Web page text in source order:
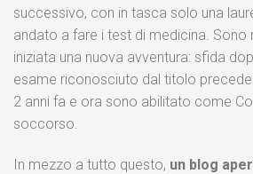
successivo, con in tasca solo una
andato a fare i test di medicina. Sono
iniziata una nuova avventura: sfida
esame riconosciuto dal titolo
2 anni fa e ora sono abilitato come
soccorso.
In mezzo a tutto questo, un blog